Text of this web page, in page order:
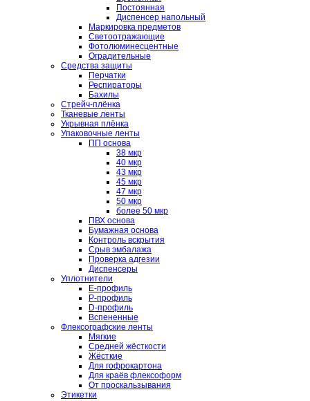
Постоянная
Диспенсер напольный
Маркировка предметов
Светоотражающие
Фотолюминесцентные
Оградительные
Средства защиты
Перчатки
Респираторы
Бахилы
Стрейч-плёнка
Тканевые ленты
Укрывная плёнка
Упаковочные ленты
ПП основа
38 мкр
40 мкр
43 мкр
45 мкр
47 мкр
50 мкр
более 50 мкр
ПВХ основа
Бумажная основа
Контроль вскрытия
Срыв эмбалажа
Проверка адгезии
Диспенсеры
Уплотнители
E-профиль
P-профиль
D-профиль
Вспененные
Флексографские ленты
Мягкие
Средней жёсткости
Жёсткие
Для гофрокартона
Для краёв флексоформ
От проскальзывания
Этикетки